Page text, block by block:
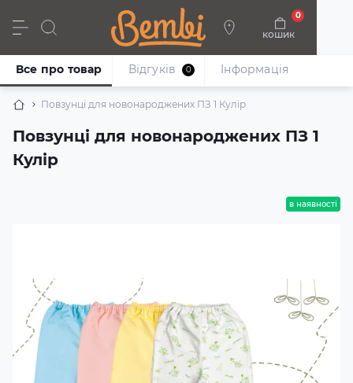
кошик
0
Дівчата Хлопці Немовлята Взуття
Повзунці для новонароджених ПЗ 1 Кулір
Повзунці для новонароджених ПЗ 1
Кулір
Все про товар Відгуків 0 Iнформація
в наявності